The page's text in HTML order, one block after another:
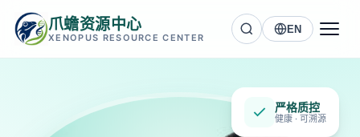
爪蟾资源中心
XENOPUS RESOURCE CENTER
EN
严格质控
健康 · 可溯源